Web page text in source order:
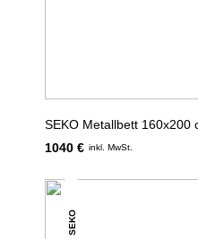
SEKO Metallbett 160x200
1040 € inkl. MwSt.
SEKO